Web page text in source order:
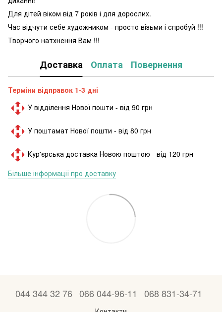
Для дітей віком від 7 років і для дорослих.
Час відчути себе художником - просто візьми і спробуй !!!
Творчого натхнення Вам !!!
Доставка Оплата Повернення
Терміни відправок 1-3 дні
У відділення Нової пошти - від 90 грн
У поштамат Нової пошти - від 80 грн
Кур'єрська доставка Новою поштою - від 120 грн
Більше інформації про доставку
044 344 32 76 066 044-96-11 068 831-34-71